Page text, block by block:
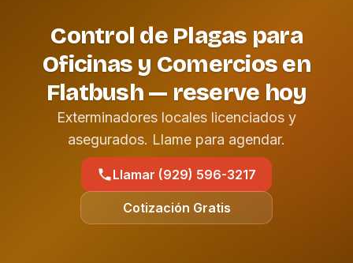
Control de Plagas para
Oficinas y Comercios en
Flatbush — reserve hoy
Exterminadores locales licenciados y
asegurados. Llame para agendar.
Llamar (929) 596-3217
Cotización Gratis